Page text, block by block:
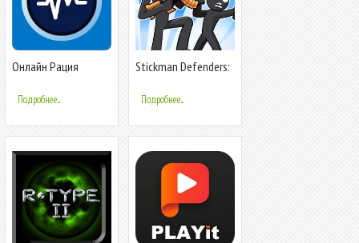
Онлайн Рация
Подробнее...
Stickman Defenders:
Подробнее...